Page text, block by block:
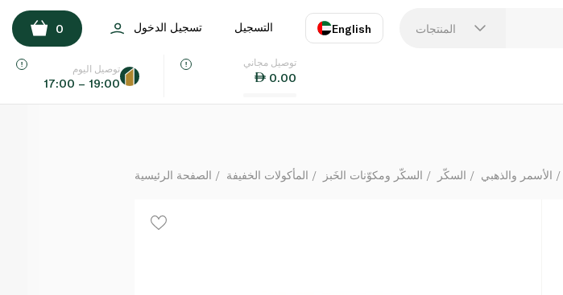
المنتجات English
اللغة
التسجيل تسجيل الدخول 0
توصيل مجاني
0.00
توصيل اليوم
17:00 – 19:00
Wholesome Organic Golden Sugar Cane 907g
الصفحة الرئيسية المأكولات الخفيفة السكّر ومكوّنات الخَبز السكّر الأسمر والذهبي